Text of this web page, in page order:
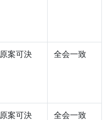
原案可決 全会一致
原案可決 全会一致